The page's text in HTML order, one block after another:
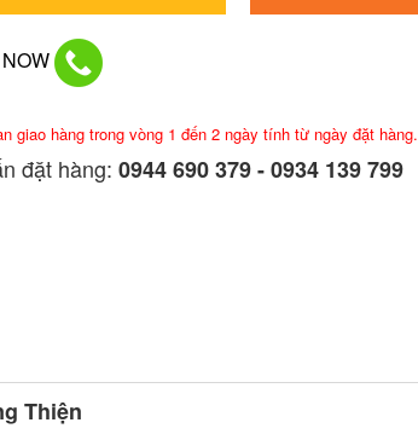
giao hàng trong vòng 1 đến 2 ngày tính từ ngày đặt hàng.
đặt hàng: 0944 690 379 - 0934 139 799
Thiện